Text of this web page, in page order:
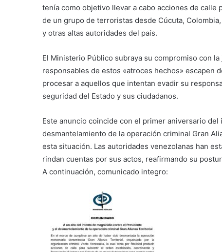
tenía como objetivo llevar a cabo acciones de
de un grupo de terroristas desde Cúcuta,
y otras altas autoridades del país.
El Ministerio Público subraya su compromiso con
responsables de estos «atroces hechos» escapen
procesar a aquellos que intentan evadir su
seguridad del Estado y sus ciudadanos.
Este anuncio coincide con el primer aniversario
desmantelamiento de la operación criminal Gran
esta situación. Las autoridades venezolanas han
rindan cuentas por sus actos, reafirmando su
A continuación, comunicado integro: